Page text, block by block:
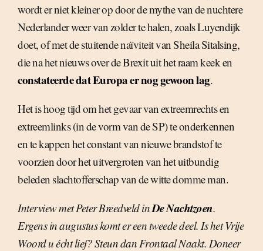
wordt er niet kleiner op door de mythe van de nuchtere
Nederlander weer van zolder te halen, zoals Luyendijk
doet, of met de stuitende naïviteit van Sheila Sitalsing,
die na het nieuws over de Brexit uit het raam keek en
constateerde dat Europa er nog gewoon lag.
Het is hoog tijd om het gevaar van extreemrechts en
extreemlinks (in de vorm van de SP) te onderkennen
en te kappen het constant van nieuwe brandstof te
voorzien door het uitvergroten van het uitbundig
beleden slachtofferschap van de witte domme man.
Interview met Peter Breedveld inDe Nachtzoen.
Ergens in augustus komt er een tweede deel. Is het Vrije
Woord u écht lief? Steun dan Frontaal Naakt. Doneer